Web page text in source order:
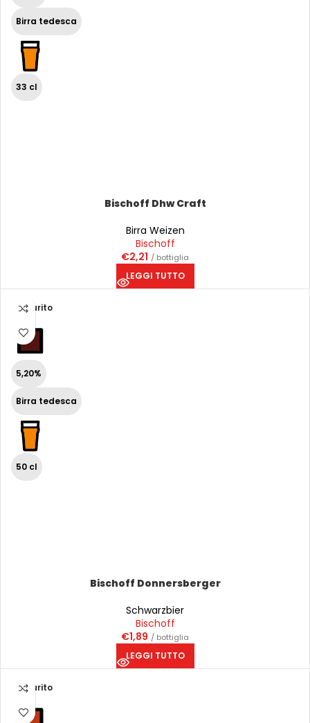
Birra tedesca
33 cl
Bischoff Dhw Craft
Birra Weizen
Bischoff
€2,21 / bottiglia
LEGGI TUTTO
Esaurito
5,20%
Birra tedesca
50 cl
Bischoff Donnersberger
Schwarzbier
Bischoff
€1,89 / bottiglia
LEGGI TUTTO
Esaurito